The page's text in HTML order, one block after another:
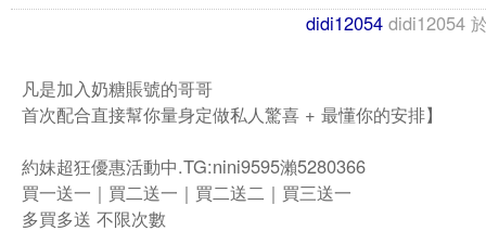
didi12054 didi12054
凡是加入奶糖賬號的哥哥
首次配合直接幫你量身定做私人驚喜 + 最懂你的安排】
約妹超狂優惠活動中.TG:nini9595瀨5280366
買一送一｜買二送一｜買二送二｜買三送一
多買多送 不限次數